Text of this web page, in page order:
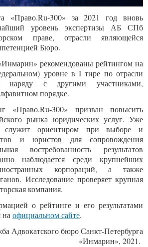
«Право.Ru-300» за 2021 год вновь
уровень экспертизы АБ СПб
праве, отрасли являющейся
Бюро.
рекомендованы рейтингом на
уровне в I тире по отрасли
наряду с другими участниками,
порядке.
«Право.Ru-300» призван повысить
рынка юридических услуг. Уже
служит ориентиром при выборе и
и юристов для сопровождения
востребованность результатов
наблюдается среди крупнейших
корпораций, а также
Исследование проверяет крупная
компания.
о рейтинге и его результатами
наофициальном сайте.
Адвокатского бюро Санкт-Петербурга
«Инмарин», 2021.